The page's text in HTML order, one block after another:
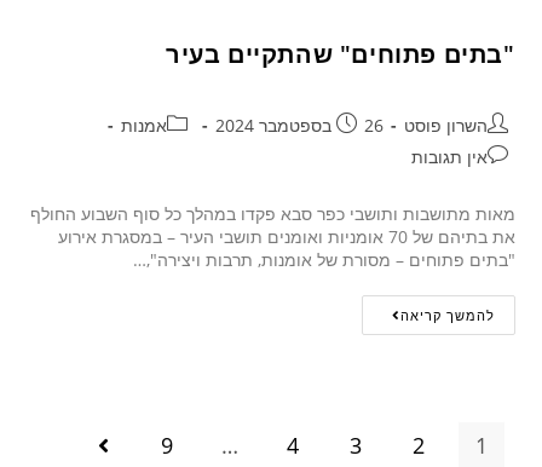
"בתים פתוחים" שהתקיים בעיר
השרון פוסט 26 בספטמבר 2024
אמנות
אין תגובות
מאות מתושבות ותושבי כפר סבא פקדו במהלך כל סוף השבוע החולף
את בתיהם של 70 אומניות ואומנים תושבי העיר – במסגרת אירוע
"בתים פתוחים – מסורת של אומנות, תרבות ויצירה",…
להמשך קריאה
1
2
3
4
…
9